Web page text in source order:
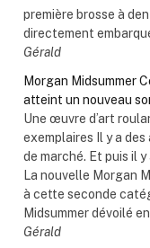
première brosse à
directement
Gérald
Morgan Midsummer
atteint un nouveau
Une œuvre d’art
exemplaires Il y a
de marché. Et puis il
La nouvelle Morgan
à cette seconde
Midsummer dévoilé
Gérald